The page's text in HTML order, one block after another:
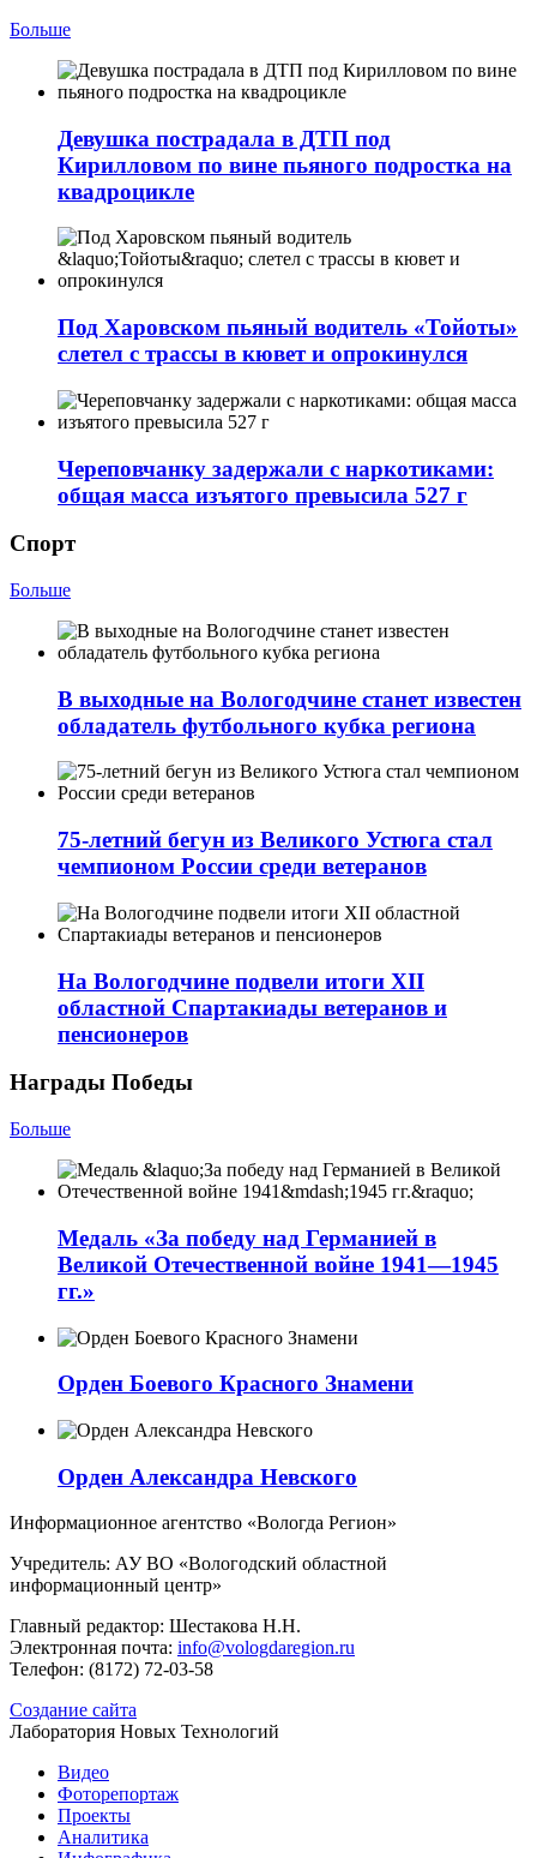
Больше
Девушка пострадала в ДТП под
Кирилловом по вине пьяного подростка на
квадроцикле
Под Харовском пьяный водитель «Тойоты»
слетел с трассы в кювет и опрокинулся
Череповчанку задержали с наркотиками:
общая масса изъятого превысила 527 г
Спорт
Больше
В выходные на Вологодчине станет известен
обладатель футбольного кубка региона
75-летний бегун из Великого Устюга стал
чемпионом России среди ветеранов
На Вологодчине подвели итоги XII
областной Спартакиады ветеранов и
пенсионеров
Награды Победы
Больше
Медаль «За победу над Германией в
Великой Отечественной войне 1941—1945
гг.»
Орден Боевого Красного Знамени
Орден Александра Невского
Информационное агентство «Вологда Регион»
Учредитель: АУ ВО «Вологодский областной
информационный центр»
Главный редактор: Шестакова Н.Н.
Электронная почта: info@vologdaregion.ru
Телефон: (8172) 72-03-58
Создание сайта
Лаборатория Новых Технологий
Видео
Фоторепортаж
Проекты
Аналитика